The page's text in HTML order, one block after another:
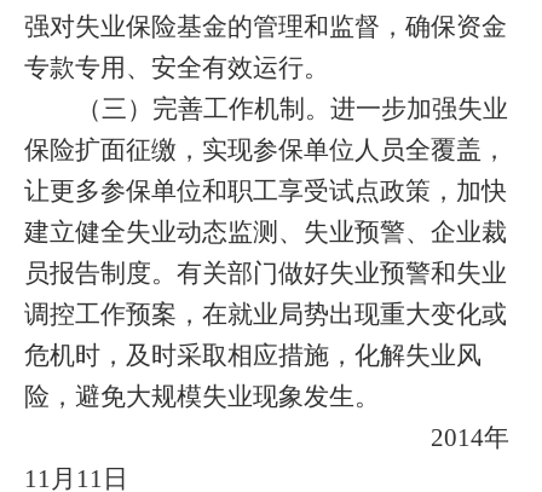
强对失业保险基金的管理和监督，确保资金
专款专用、安全有效运行。
（三）完善工作机制。 进一步加强失业
保险扩面征缴，实现参保单位人员全覆盖，
让更多参保单位和职工享受试点政策，加快
建立健全失业动态监测、失业预警、企业裁
员报告制度。有关部门做好失业预警和失业
调控工作预案，在就业局势出现重大变化或
危机时，及时采取相应措施，化解失业风
险，避免大规模失业现象发生。
2014年
11月 11 日